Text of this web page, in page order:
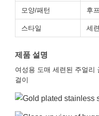
모양/패턴 후프
스타일 세
제품 설명
여성용 도매 세련된 주얼리
걸이